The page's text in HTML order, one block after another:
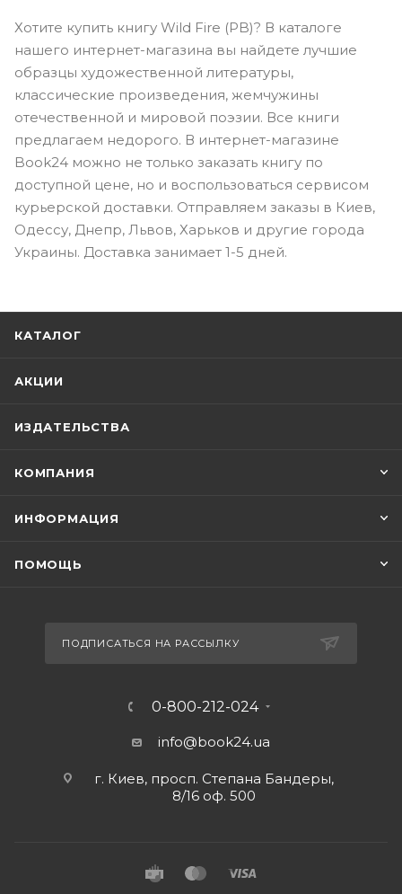
Хотите купить книгу Wild Fire (PB)? В каталоге
нашего интернет-магазина вы найдете лучшие
образцы художественной литературы,
классические произведения, жемчужины
отечественной и мировой поэзии. Все книги
предлагаем недорого. В интернет-магазине
Book24 можно не только заказать книгу по
доступной цене, но и воспользоваться сервисом
курьерской доставки. Отправляем заказы в Киев,
Одессу, Днепр, Львов, Харьков и другие города
Украины. Доставка занимает 1-5 дней.
КАТАЛОГ
АКЦИИ
ИЗДАТЕЛЬСТВА
КОМПАНИЯ
ИНФОРМАЦИЯ
ПОМОЩЬ
ПОДПИСАТЬСЯ НА РАССЫЛКУ
0-800-212-024
info@book24.ua
г. Киев, просп. Степана Бандеры,
8/16 оф. 500